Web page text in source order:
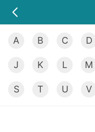
A B C D
J K L M
S T U V